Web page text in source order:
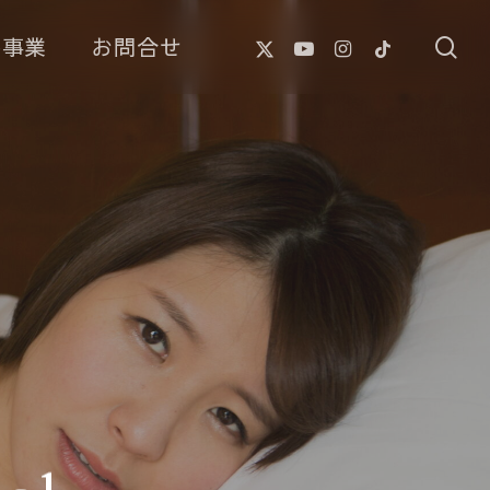
業 お問合せ
X-
Twitter
YoutubeInstagram
Tiktok